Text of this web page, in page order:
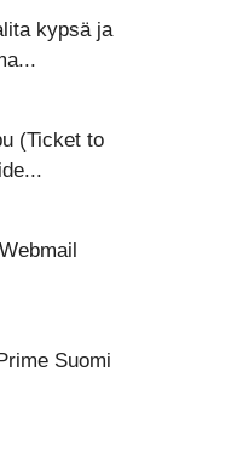
kypsä ja
(Ticket to
Suomi